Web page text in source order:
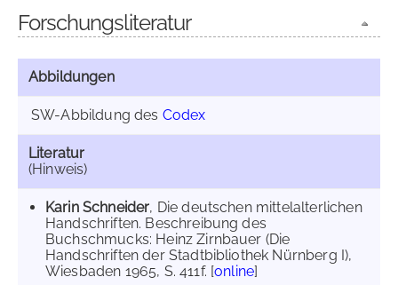
Forschungsliteratur
Abbildungen
SW-Abbildung des Codex
Literatur
(Hinweis)
Karin Schneider, Die deutschen mittelalterlichen
Handschriften. Beschreibung des
Buchschmucks: Heinz Zirnbauer (Die
Handschriften der Stadtbibliothek Nürnberg I),
Wiesbaden 1965, S. 411f. [online]